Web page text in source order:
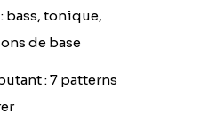
bass, tonique,
de base
: 7 patterns